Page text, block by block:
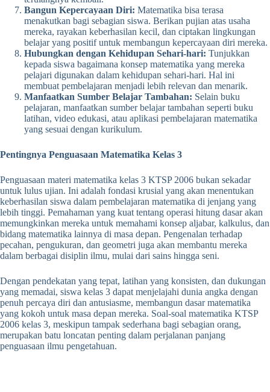
Bangun Kepercayaan Diri: Matematika bisa terasa
menakutkan bagi sebagian siswa. Berikan pujian atas usaha
mereka, rayakan keberhasilan kecil, dan ciptakan lingkungan
belajar yang positif untuk membangun kepercayaan diri mereka.
Hubungkan dengan Kehidupan Sehari-hari: Tunjukkan
kepada siswa bagaimana konsep matematika yang mereka
pelajari digunakan dalam kehidupan sehari-hari. Hal ini
membuat pembelajaran menjadi lebih relevan dan menarik.
Manfaatkan Sumber Belajar Tambahan: Selain buku
pelajaran, manfaatkan sumber belajar tambahan seperti buku
latihan, video edukasi, atau aplikasi pembelajaran matematika
yang sesuai dengan kurikulum.
Pentingnya Penguasaan Matematika Kelas 3
Penguasaan materi matematika kelas 3 KTSP 2006 bukan sekadar
untuk lulus ujian. Ini adalah fondasi krusial yang akan menentukan
keberhasilan siswa dalam pembelajaran matematika di jenjang yang
lebih tinggi. Pemahaman yang kuat tentang operasi hitung dasar akan
memungkinkan mereka untuk memahami konsep aljabar, kalkulus, dan
bidang matematika lainnya di masa depan. Pengenalan terhadap
pecahan, pengukuran, dan geometri juga akan membantu mereka
dalam berbagai disiplin ilmu, mulai dari sains hingga seni.
Dengan pendekatan yang tepat, latihan yang konsisten, dan dukungan
yang memadai, siswa kelas 3 dapat menjelajahi dunia angka dengan
penuh percaya diri dan antusiasme, membangun dasar matematika
yang kokoh untuk masa depan mereka. Soal-soal matematika KTSP
2006 kelas 3, meskipun tampak sederhana bagi sebagian orang,
merupakan batu loncatan penting dalam perjalanan panjang
penguasaan ilmu pengetahuan.